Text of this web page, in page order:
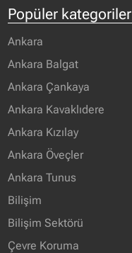
Popüler kategoriler
Ankara
Ankara Balgat
Ankara Çankaya
Ankara Kavaklıdere
Ankara Kızılay
Ankara Öveçler
Ankara Tunus
Bilişim
Bilişim Sektörü
Çevre Koruma